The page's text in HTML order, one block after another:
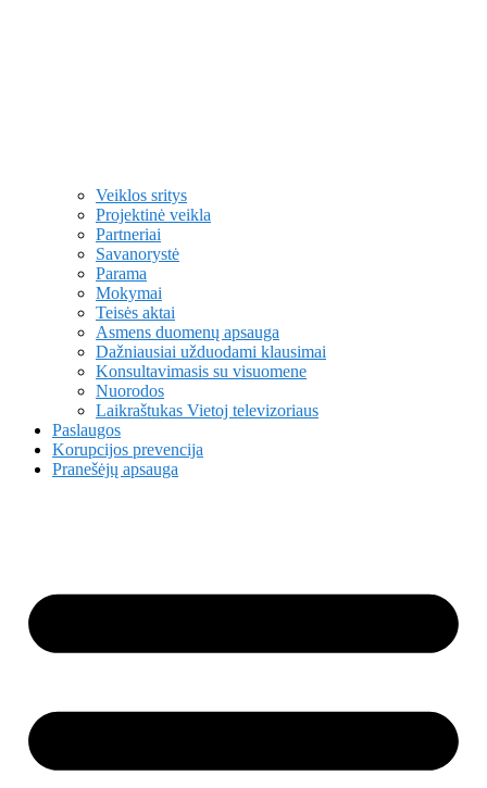
Veiklos sritys
Projektinė veikla
Partneriai
Savanorystė
Parama
Mokymai
Teisės aktai
Asmens duomenų apsauga
Dažniausiai užduodami klausimai
Konsultavimasis su visuomene
Nuorodos
Laikraštukas Vietoj televizoriaus
Paslaugos
Korupcijos prevencija
Pranešėjų apsauga